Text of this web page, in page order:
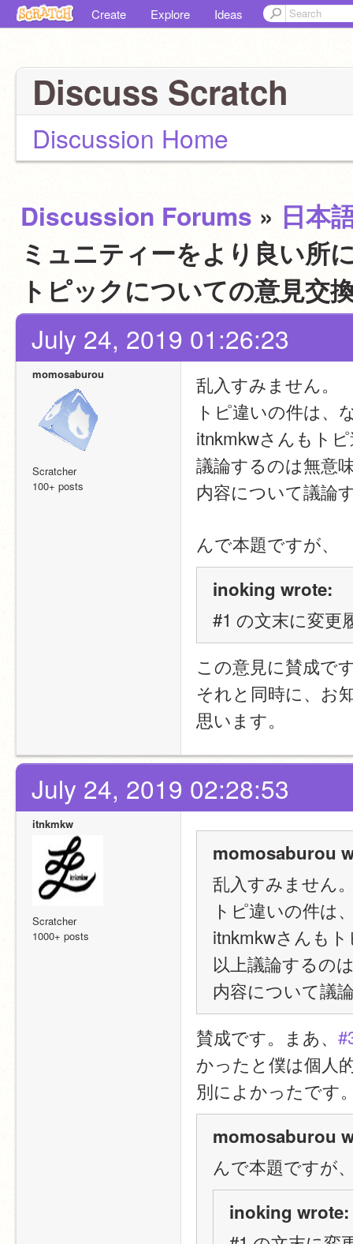
Create Explore Ideas
Discuss Scratch
Discussion Home
Discussion Forums » 日本
ミュニティーをより良い所
トピックについての意見交
July 24, 2019 01:26:23
momosaburou
Scratcher
100+ posts
乱入すみません。
トピ違いの件は、
itnkmkwさんもト
議論するのは無意
内容について議論
んで本題ですが、
inoking wrote:
#1 の文末に変更
この意見に賛成で
それと同時に、お
思います。
July 24, 2019 02:28:53
itnkmkw
Scratcher
1000+ posts
momosaburou
乱入すみません
トピ違いの件は
itnkmkwさんも
以上議論するの
内容について議
賛成です。まあ、
かったと僕は個人
別によかったです
momosaburou
んで本題ですが
inoking wrote: